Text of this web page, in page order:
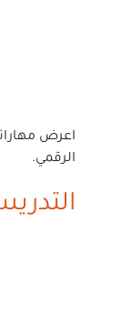
اعرض
الرقمي.